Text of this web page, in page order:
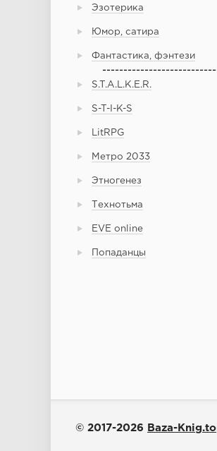
Эзотерика
Юмор, сатира
Фантастика, фэнтези
S.T.A.L.K.E.R.
S-T-I-K-S
LitRPG
Метро 2033
Этногенез
Технотьма
EVE online
Попаданцы
© 2017-2026 Baza-